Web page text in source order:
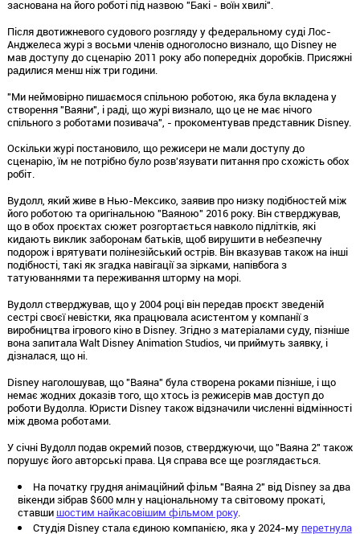
заснована на його роботі під назвою "Бакі - воїн хвилі".
Після двотижневого судового розгляду у федеральному суді Лос-
Анджелеса журі з восьми членів одноголосно визнало, що Disney не
мав доступу до сценарію 2011 року або попередніх доробків. Присяжні
радилися менш ніж три години.
"Ми неймовірно пишаємося спільною роботою, яка була вкладена у
створення "Ваяни", і раді, що журі визнало, що це не має нічого
спільного з роботами позивача", - прокоментував представник Disney.
Оскільки журі постановило, що режисери не мали доступу до
сценарію, їм не потрібно було розв'язувати питання про схожість обох
робіт.
Вудолл, який живе в Нью-Мексико, заявив про низку подібностей між
його роботою та оригінальною "Ваяною" 2016 року. Він стверджував,
що в обох проєктах сюжет розгортається навколо підлітків, які
кидають виклик заборонам батьків, щоб вирушити в небезпечну
подорож і врятувати полінезійський острів. Він вказував також на інші
подібності, такі як згадка навігації за зірками, напівбога з
татуюваннями та переживання шторму на морі.
Вудолл стверджував, що у 2004 році він передав проєкт зведеній
сестрі своєї невістки, яка працювала асистентом у компанії з
виробництва ігрового кіно в Disney. Згідно з матеріалами суду, пізніше
вона запитала Walt Disney Animation Studios, чи приймуть заявку, і
дізналася, що ні.
Disney наголошував, що "Ваяна" була створена роками пізніше, і що
немає жодних доказів того, що хтось із режисерів мав доступ до
роботи Вудолла. Юристи Disney також відзначили численні відмінності
між двома роботами.
У січні Вудолл подав окремий позов, стверджуючи, що "Ваяна 2" також
порушує його авторські права. Ця справа все ще розглядається.
На початку грудня анімаційний фільм "Ваяна 2" від Disney за два
вікенди зібрав $600 млн у національному та світовому прокаті,
ставши шостим найкасовішим фільмом року.
Студія Disney стала єдиною компанією, яка у 2024-му перетнула